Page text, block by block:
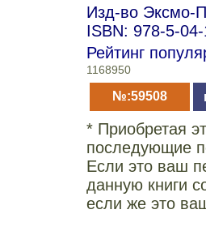
Изд-во Эксмо-
ISBN: 978-5-
Рейтинг
1168950
№:59508
* Приобретая
последующие
Если это ваш
данную книги
если же это